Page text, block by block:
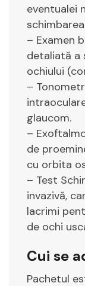
eventualei
– Examen
detaliată a
ochiului
–
glaucom.
–
de
cu orbita
– Test
invazivă,
lacrimi
de ochi
Cui se
Pachetul